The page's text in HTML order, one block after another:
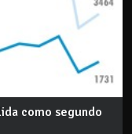
como segundo